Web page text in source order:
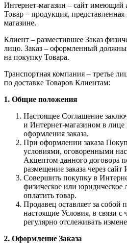
Интернет-магазин – сайт имеющий
Товар – продукция,
магазине.
Клиент – разместившее Заказ
лицо. Заказ – оформленный
на покупку Товара.
Транспортная компания – третье
по доставке Товаров Клиентам:
1. Общие положения
Настоящее Соглашение
и Интернет-магазином в
оформления заказа.
При оформлении заказа
условиями, оговоренными
Акцептом данного договора
размещение заказа через сайт
Совершить покупку в
физическое или юридическое
оплатить товар.
Продавец оставляет за собой
настоящие Условия, в связи с
регулярно отслеживать
2. Оформление Заказа